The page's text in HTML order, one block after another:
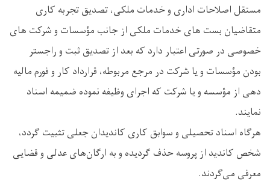
مستقل اصلاحات اداری و خدمات ملکی، تصدیق تجربه کاری
متقاضیان بست های خدمات ملکی از جانب مؤسسات و شرکت‌ های
خصوصی در صورتی اعتبار دارد که بعد از تصدیق ثبت و راجستر
بودن مؤسسات و یا شرکت در مرجع مربوطه، قرارداد کار و فورم مالیه
دهی از مؤسسه و یا شرکت که اجرای وظیفه نموده ضمیمه اسناد
نمایند.
هرگاه اسناد تحصیلی و سوابق کاری کاندیدان جعلی تثبیت گردد،
شخص کاندید از پروسه حذف گردیده و به ارگان‌های عدلی و قضایی
معرفی می‌گردند.